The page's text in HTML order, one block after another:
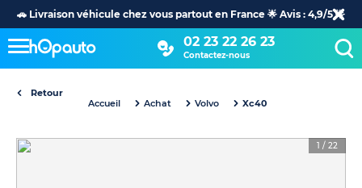
🚗 Livraison véhicule chez vous partout en France 🌟 Avis : 4,9/5 🌟
02 23 22 26 23
Contactez-nous
Retour
Accueil
Achat Volvo Xc40
1 / 22